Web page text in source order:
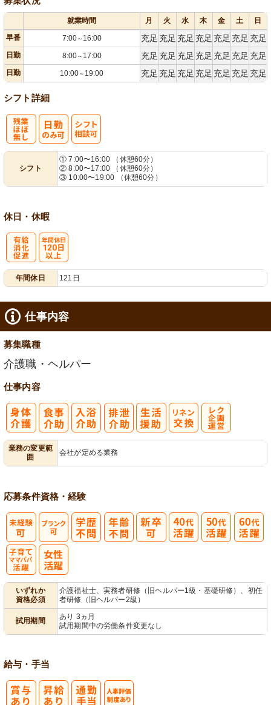
就業時間 月 火 水 木 金 土
日
早番
7:00～ 16:00 充足 充足 充足 充足 充足 充足 充足
日勤 8:00～ 17:00 充足 充足 充足 充足 充足 充足 充足
日勤 10:00～ 19:00 充足 充足 充足 充足 充足 充足 充足
シフト詳細
シフト
① 7:00〜16:00 （休憩60分）
② 8:00〜17:00 （休憩60分）
③ 10:00〜19:00 （休憩60分）
休日・休暇
年間休日 121日
仕事内容
募集職種
介護職・ヘルパー
仕事内容
業務の変更範
囲
会社が定める業務
応募条件資格・経験
いずれか
資格必須
介護福祉士、実務者研修（旧ヘルパー1級・基礎研修）、初任
者研修（旧ヘルパー2級）
試用期間
あり 3ヵ月
試用期間中の労働条件変更なし
給与・手当